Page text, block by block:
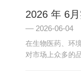
2026 年 6
2026-06-04
在生物医药、环
对市场上众多的